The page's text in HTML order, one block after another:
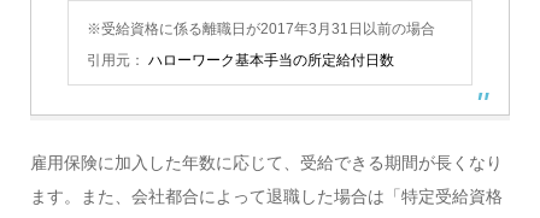
※受給資格に係る離職日が2017年3月31日以前の場合
引用元： ハローワーク基本手当の所定給付日数
雇用保険に加入した年数に応じて、受給できる期間が長くなり
ます。また、会社都合によって退職した場合は「特定受給資格